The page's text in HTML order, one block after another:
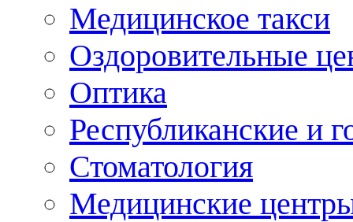
Медицинское такси
Оздоровительные
Оптика
Республиканские и
Стоматология
Медицинские